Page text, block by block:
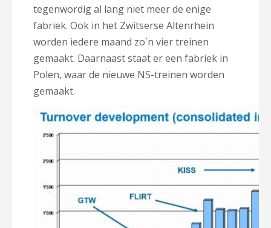
tegenwordig al lang niet meer de enige
fabriek. Ook in het Zwitserse Altenrhein
worden iedere maand zo´n vier treinen
gemaakt. Daarnaast staat er een fabriek in
Polen, waar de nieuwe NS-treinen worden
gemaakt.